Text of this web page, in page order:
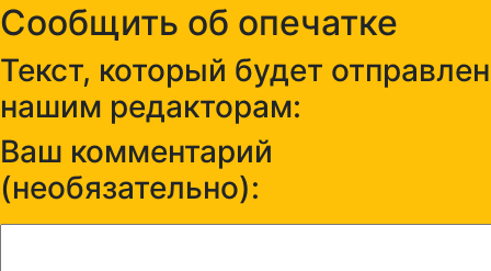
Сообщить об опечатке
Текст, который будет отправлен
нашим редакторам:
Ваш комментарий
(необязательно):